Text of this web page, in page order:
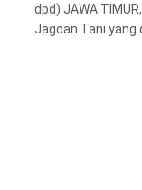
dpd) JAWA
Jagoan Tani yang